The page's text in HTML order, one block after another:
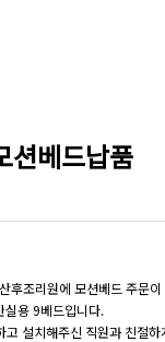
션베드납품
후조리원에 모션베드 주문
실용 9베드입니다.
설치해주신 직원과 친절